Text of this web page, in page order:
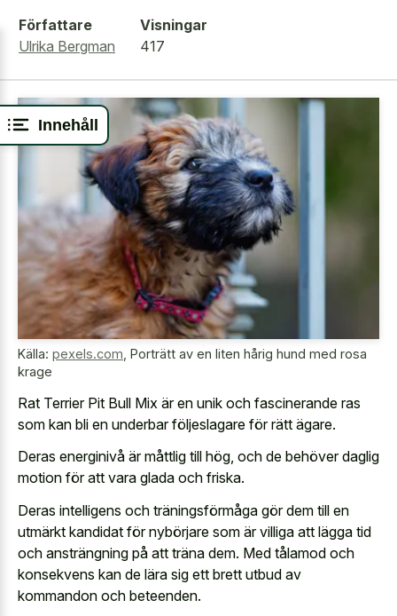
Innehåll
Författare
Ulrika Bergman
Visningar
417
Källa: pexels.com Porträtt av en liten hårig hund med rosa
krage
Rat Terrier Pit Bull Mix är en unik och fascinerande ras
som kan bli en underbar följeslagare för rätt ägare.
Deras energinivå är måttlig till hög, och de behöver daglig
motion för att vara glada och friska.
Deras intelligens och träningsförmåga gör dem till en
utmärkt kandidat för nybörjare som är villiga att lägga tid
och ansträngning på att träna dem. Med tålamod och
konsekvens kan de lära sig ett brett utbud av
kommandon och beteenden.